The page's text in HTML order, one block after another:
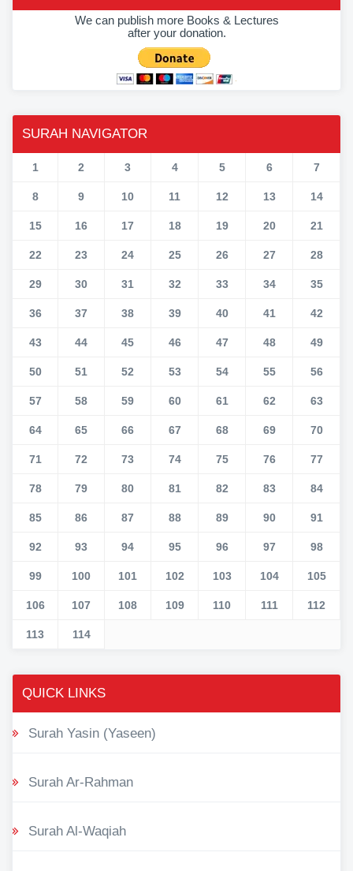
We can publish more Books & Lectures
after your donation.
SURAH NAVIGATOR
1 2 3 4 5 6 7
8 9 10 11 12 13 14
15 16 17 18 19 20 21
22 23 24 25 26 27 28
29 30 31 32 33 34 35
36 37 38 39 40 41 42
43 44 45 46 47 48 49
50 51 52 53 54 55 56
57 58 59 60 61 62 63
64 65 66 67 68 69 70
71 72 73 74 75 76 77
78 79 80 81 82 83 84
85 86 87 88 89 90 91
92 93 94 95 96 97 98
99 100 101 102 103 104 105
106 107 108 109 110 111 112
113 114
QUICK LINKS
Surah Yasin (Yaseen)
Surah Ar-Rahman
Surah Al-Waqiah